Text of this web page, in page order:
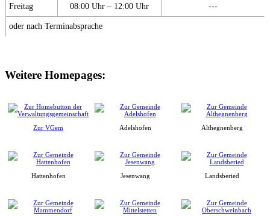
Freitag 08:00 Uhr – 12:00 Uhr ---
oder nach Terminabsprache
Weitere Homepages:
Zur VGem Adelshofen Althegnenberg
Hattenhofen Jesenwang Landsberied